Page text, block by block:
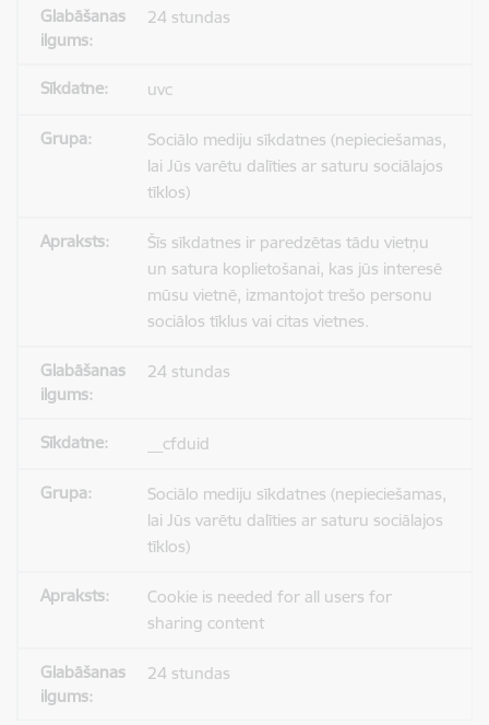
24 stundas
uvc
Sociālo mediju sīkdatnes (nepieciešamas,
lai Jūs varētu dalīties ar saturu sociālajos
tīklos)
Šīs sīkdatnes ir paredzētas tādu vietņu
un satura koplietošanai, kas jūs interesē
mūsu vietnē, izmantojot trešo personu
sociālos tīklus vai citas vietnes.
24 stundas
__cfduid
Sociālo mediju sīkdatnes (nepieciešamas,
lai Jūs varētu dalīties ar saturu sociālajos
tīklos)
Cookie is needed for all users for
sharing content
24 stundas